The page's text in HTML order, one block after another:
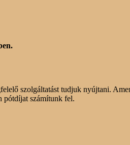
szolgáltatást tudjuk nyújtani.
pótdíjat számítunk fel.